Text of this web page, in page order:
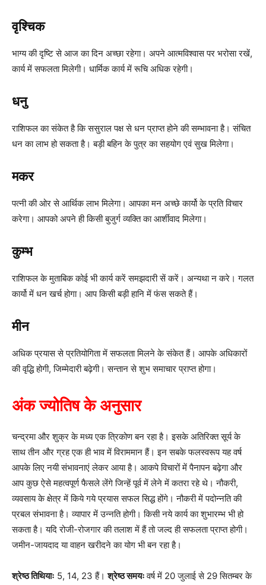
वृश्चिक
भाग्य की दृष्टि से आज का दिन अच्छा रहेगा। अपने आत्मविश्वास पर भरोसा रखें,
कार्य में सफलता मिलेगी। धार्मिक कार्य में रूचि अधिक रहेगी।
धनु
राशिफल का संकेत है कि ससुराल पक्ष से धन प्राप्त होने की सम्भावना है। संचित
धन का लाभ हो सकता है। बड़ी बहिन के पुत्र का सहयोग एवं सुख मिलेगा।
मकर
पत्नी की ओर से आर्थिक लाभ मिलेगा। आपका मन अच्छे कार्यो के प्रति विचार
करेगा। आपको अपने ही किसी बुजुर्ग व्यक्ति का आर्शीवाद मिलेगा।
कुम्भ
राशिफल के मुताबिक कोई भी कार्य करें समझदारी सें करें। अन्यथा न करे। गलत
कार्यो में धन खर्च होगा। आप किसी बड़ी हानि में फंस सकते हैं।
मीन
अधिक प्रयास से प्रतियोगिता में सफलता मिलने के संकेत हैं। आपके अधिकारों
की वृद्धि होगी, जिम्मेदारी बढ़ेगी। सन्तान से शुभ समाचार प्राप्त होगा।
अंक ज्योतिष के अनुसार
चन्द्रमा और शुक्र के मध्य एक त्रिकोण बन रहा है। इसके अतिरिक्त सूर्य के
साथ तीन और ग्रह एक ही भाव में विराममान हैं। इन सबके फलस्वरूप यह वर्ष
आपके लिए नयी संभावनाएं लेकर आया है। आकपे विचारों में पैनापन बढ़ेगा और
आप कुछ ऐसे महत्वपूर्ण फैसले लेंगे जिन्हें पूर्व में लेने में कतरा रहे थे। नौकरी,
व्यवसाय के क्षेत्र में किये गये प्रयास सफल सिद्ध होंगे। नौकरी में पदोन्नति की
प्रबल संभावना है। व्यापार में उन्नति होगी। किसी नये कार्य का शुभारम्भ भी हो
सकता है। यदि रोजी-रोजगार की तलाश में हैं तो जल्द ही सफलता प्राप्त होगी।
जमीन-जायदाद या वाहन खरीदने का योग भी बन रहा है।
श्रेष्ठ तिथियाः 5, 14, 23 हैं।श्रेष्ठ समयःवर्ष में 20 जुलाई से 29 सितम्बर के